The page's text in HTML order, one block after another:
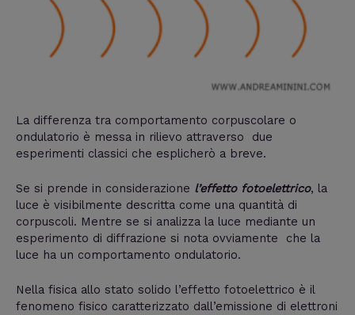
La differenza tra comportamento corpuscolare o
ondulatorio è messa in rilievo attraverso due
esperimenti classici che esplicherò a breve.
Se si prende in considerazione l’effetto fotoelettrico, la
luce è visibilmente descritta come una quantità di
corpuscoli. Mentre se si analizza la luce mediante un
esperimento di diffrazione si nota ovviamente che la
luce ha un comportamento ondulatorio.
Nella fisica allo stato solido l’effetto fotoelettrico è il
fenomeno fisico caratterizzato dall’emissione di elettroni